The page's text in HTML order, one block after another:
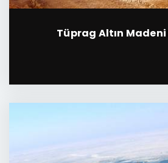
Tüprag Altın Madeni